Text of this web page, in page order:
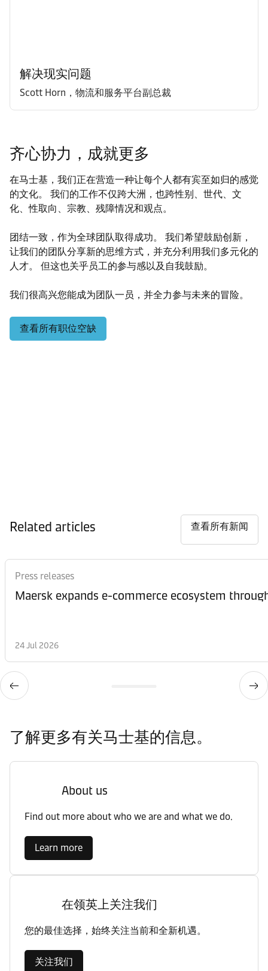
解决现实问题
Scott Horn，物流和服务平台副总裁
齐心协力，成就更多
在马士基，我们正在营造一种让每个人都有宾至如归的感觉
的文化。 我们的工作不仅跨大洲，也跨性别、世代、文
化、性取向、宗教、残障情况和观点。
团结一致，作为全球团队取得成功。 我们希望鼓励创新，
让我们的团队分享新的思维方式，并充分利用我们多元化的
人才。 但这也关乎员工的参与感以及自我鼓励。
我们很高兴您能成为团队一员，并全力参与未来的冒险。
查看所有职位空缺
Related articles 查看所有新闻
Press releases
Maersk expands e-commerce ecosystem
24 Jul 2026
了解更多有关马士基的信息。
About us
Find out more about who we are and what we do.
Learn more
在领英上关注我们
您的最佳选择，始终关注当前和全新机遇。
关注我们